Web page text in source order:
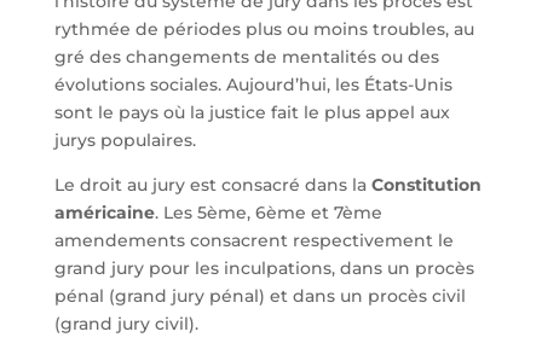
rythmée de périodes plus ou moins troubles, au
gré des changements de mentalités ou des
évolutions sociales. Aujourd’hui, les États-Unis
sont le pays où la justice fait le plus appel aux
jurys populaires.
Le droit au jury est consacré dans la Constitution
américaine. Les 5ème, 6ème et 7ème
amendements consacrent respectivement le
grand jury pour les inculpations, dans un procès
pénal (grand jury pénal) et dans un procès civil
(grand jury civil).